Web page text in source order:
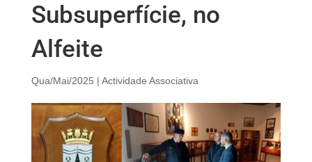
Subsuperfície, no
Alfeite
Qua/Mai/2025 | Actividade Associativa